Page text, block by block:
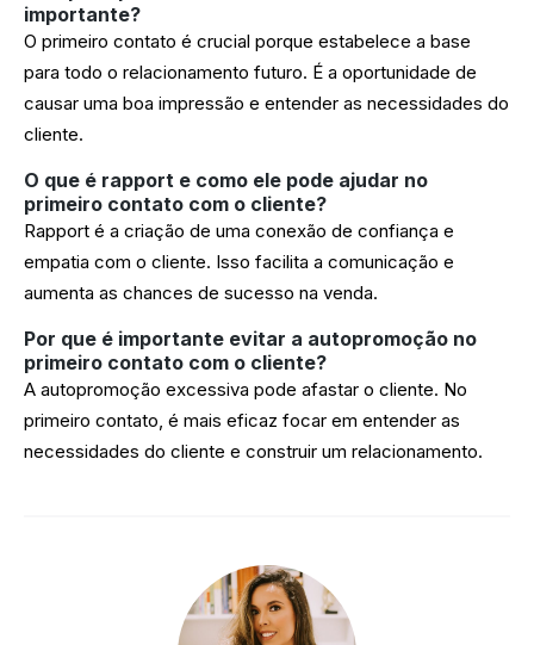
importante?
O primeiro contato é crucial porque estabelece a base
para todo o relacionamento futuro. É a oportunidade de
causar uma boa impressão e entender as necessidades do
cliente.
O que é rapport e como ele pode ajudar no
primeiro contato com o cliente?
Rapport é a criação de uma conexão de confiança e
empatia com o cliente. Isso facilita a comunicação e
aumenta as chances de sucesso na venda.
Por que é importante evitar a autopromoção no
primeiro contato com o cliente?
A autopromoção excessiva pode afastar o cliente. No
primeiro contato, é mais eficaz focar em entender as
necessidades do cliente e construir um relacionamento.